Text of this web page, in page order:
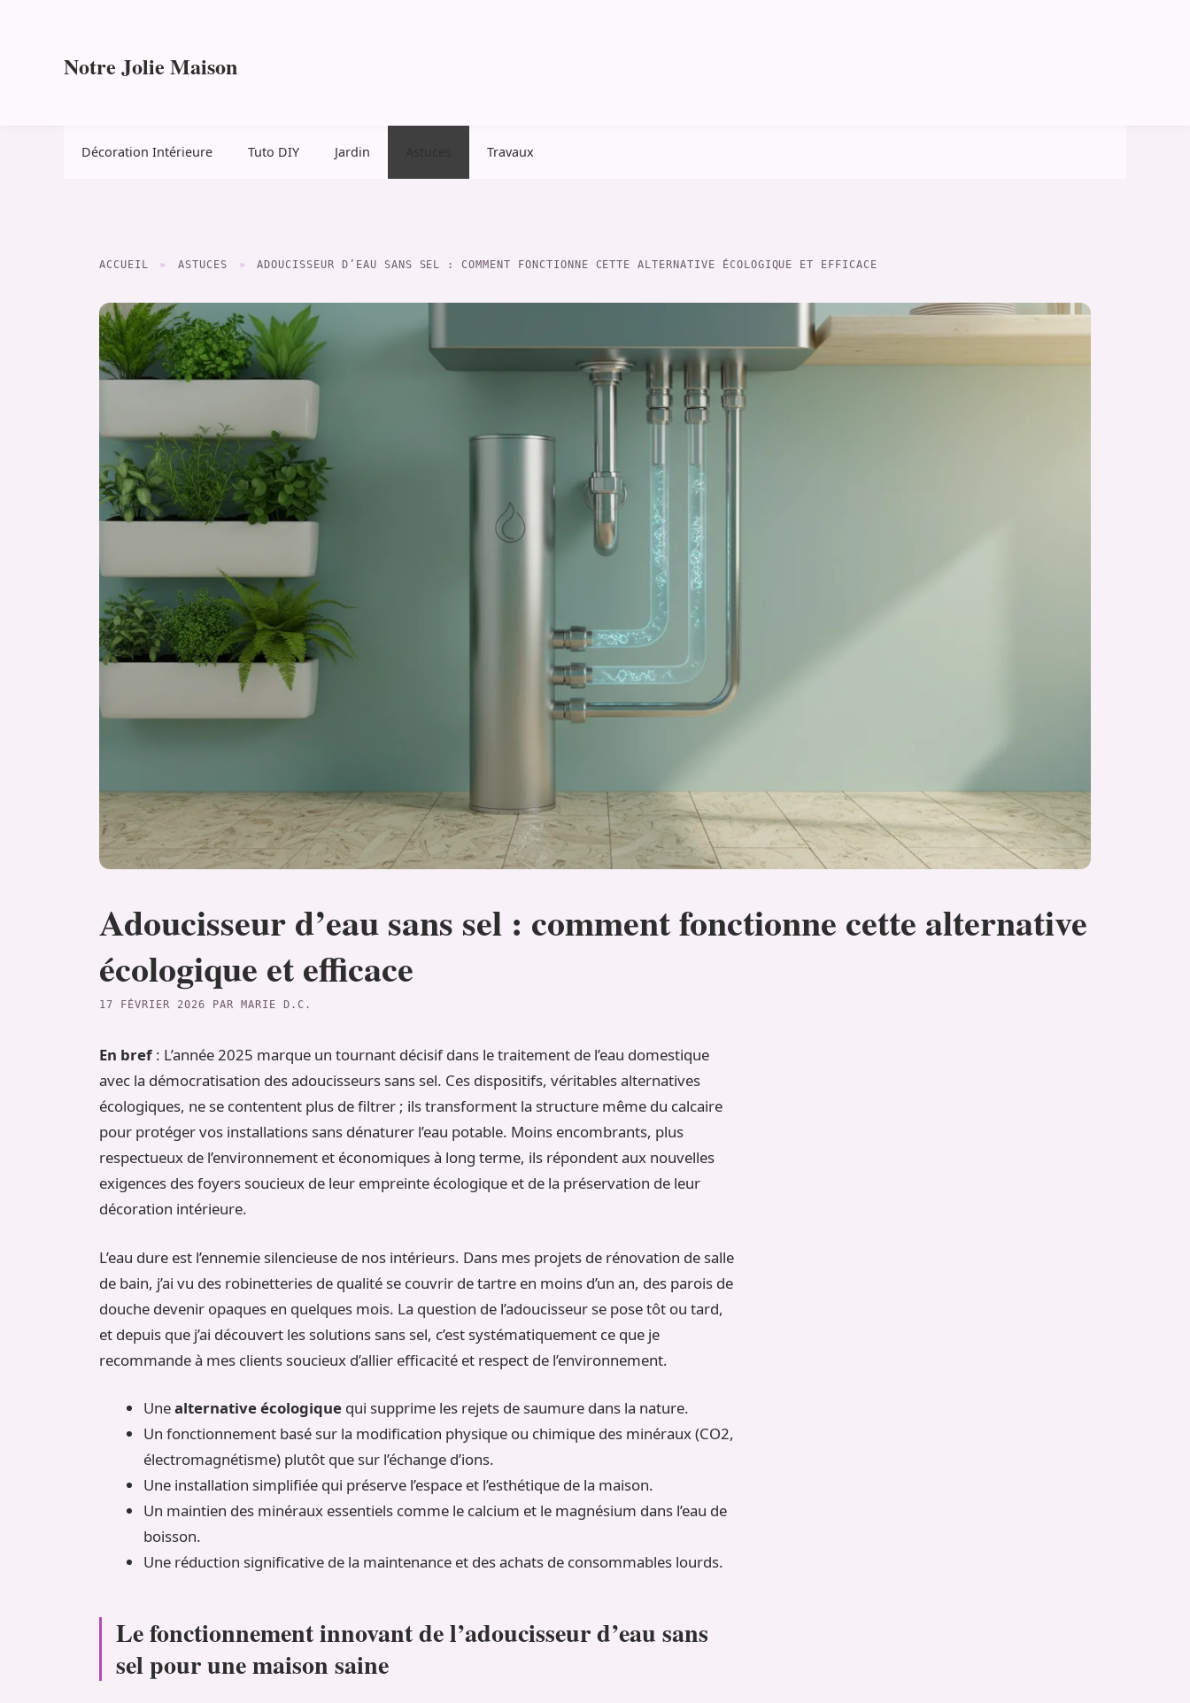
Notre Jolie Maison
Décoration Intérieure Tuto DIY Jardin Travaux
ACCUEIL » ASTUCES » ADOUCISSEUR D’EAU SANS SEL : COMMENT FONCTIONNE CETTE ALTERNATIVE ÉCOLOGIQUE ET EFFICACE
Adoucisseur d’eau sans sel : comment fonctionne cette alternative
écologique et efficace
17 FÉVRIER 2026 PAR MARIE D.C.
En bref : L’année 2025 marque un tournant décisif dans le traitement de l’eau domestique
avec la démocratisation des adoucisseurs sans sel. Ces dispositifs, véritables alternatives
écologiques, ne se contentent plus de filtrer ; ils transforment la structure même du calcaire
pour protéger vos installations sans dénaturer l’eau potable. Moins encombrants, plus
respectueux de l’environnement et économiques à long terme, ils répondent aux nouvelles
exigences des foyers soucieux de leur empreinte écologique et de la préservation de leur
décoration intérieure.
L’eau dure est l’ennemie silencieuse de nos intérieurs. Dans mes projets de rénovation de salle
de bain, j’ai vu des robinetteries de qualité se couvrir de tartre en moins d’un an, des parois de
douche devenir opaques en quelques mois. La question de l’adoucisseur se pose tôt ou tard,
et depuis que j’ai découvert les solutions sans sel, c’est systématiquement ce que je
recommande à mes clients soucieux d’allier efficacité et respect de l’environnement.
Unealternative écologique qui supprime les rejets de saumure dans la nature.
Un fonctionnement basé sur la modification physique ou chimique des minéraux (CO2,
électromagnétisme) plutôt que sur l’échange d’ions.
Une installation simplifiée qui préserve l’espace et l’esthétique de la maison.
Un maintien des minéraux essentiels comme le calcium et le magnésium dans l’eau de
boisson.
Une réduction significative de la maintenance et des achats de consommables lourds.
Le fonctionnement innovant de l’adoucisseur d’eau sans
sel pour une maison saine